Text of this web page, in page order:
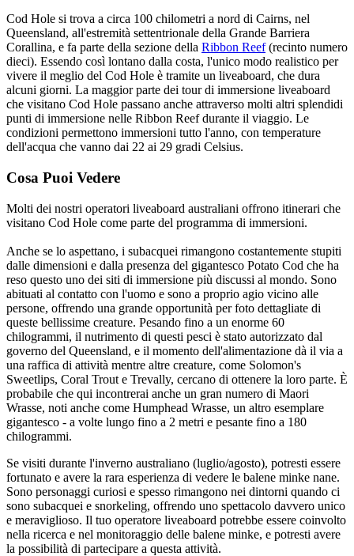
Cod Hole si trova a circa 100 chilometri a nord di Cairns, nel
Queensland, all'estremità settentrionale della Grande Barriera
Corallina, e fa parte della sezione della Ribbon Reef(recinto numero
dieci). Essendo così lontano dalla costa, l'unico modo realistico per
vivere il meglio del Cod Hole è tramite un liveaboard, che dura
alcuni giorni. La maggior parte dei tour di immersione liveaboard
che visitano Cod Hole passano anche attraverso molti altri splendidi
punti di immersione nelle Ribbon Reef durante il viaggio. Le
condizioni permettono immersioni tutto l'anno, con temperature
dell'acqua che vanno dai 22 ai 29 gradi Celsius.
Cosa Puoi Vedere
Molti dei nostri operatori liveaboard australiani offrono itinerari che
visitano Cod Hole come parte del programma di immersioni.
Anche se lo aspettano, i subacquei rimangono costantemente stupiti
dalle dimensioni e dalla presenza del gigantesco Potato Cod che ha
reso questo uno dei siti di immersione più discussi al mondo. Sono
abituati al contatto con l'uomo e sono a proprio agio vicino alle
persone, offrendo una grande opportunità per foto dettagliate di
queste bellissime creature. Pesando fino a un enorme 60
chilogrammi, il nutrimento di questi pesci è stato autorizzato dal
governo del Queensland, e il momento dell'alimentazione dà il via a
una raffica di attività mentre altre creature, come Solomon's
Sweetlips, Coral Trout e Trevally, cercano di ottenere la loro parte. È
probabile che qui incontrerai anche un gran numero di Maori
Wrasse, noti anche come Humphead Wrasse, un altro esemplare
gigantesco - a volte lungo fino a 2 metri e pesante fino a 180
chilogrammi.
Se visiti durante l'inverno australiano (luglio/agosto), potresti essere
fortunato e avere la rara esperienza di vedere le balene minke nane.
Sono personaggi curiosi e spesso rimangono nei dintorni quando ci
sono subacquei e snorkeling, offrendo uno spettacolo davvero unico
e meraviglioso. Il tuo operatore liveaboard potrebbe essere coinvolto
nella ricerca e nel monitoraggio delle balene minke, e potresti avere
la possibilità di partecipare a questa attività.